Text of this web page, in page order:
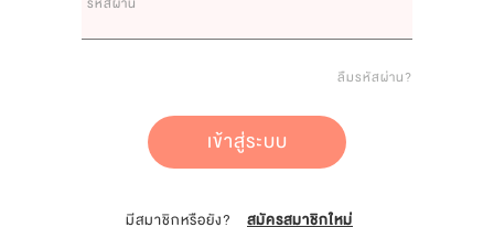
ลืมรหัสผ่าน?
เข้าสู่ระบบ
มีสมาชิกหรือยัง? สมัครสมาชิกใหม่